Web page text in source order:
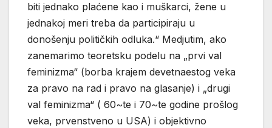
biti jednako plaćene kao i muškarci, žene u
jednakoj meri treba da participiraju u
donošenju političkih odluka.“ Medjutim, ako
zanemarimo teoretsku podelu na „prvi val
feminizma“ (borba krajem devetnaestog veka
za pravo na rad i pravo na glasanje) i „drugi
val feminizma“ ( 60~te i 70~te godine prošlog
veka, prvenstveno u USA) i objektivno